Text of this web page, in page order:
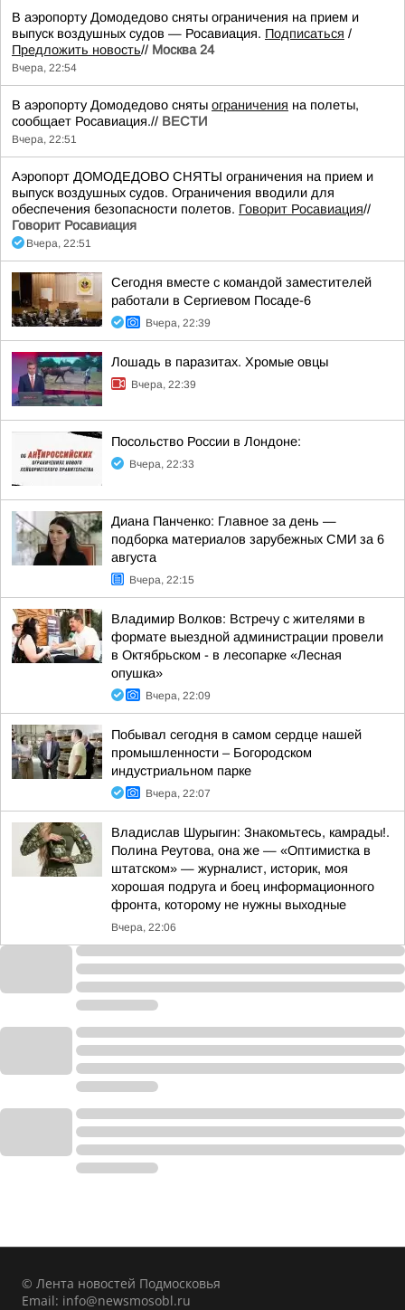
В аэропорту Домодедово сняты ограничения на прием и
выпуск воздушных судов — Росавиация. Подписаться /
Предложить новость// Москва 24
Вчера, 22:54
В аэропорту Домодедово сняты ограничения на полеты,
сообщает Росавиация.// ВЕСТИ
Вчера, 22:51
Аэропорт ДОМОДЕДОВО СНЯТЫ ограничения на прием и
выпуск воздушных судов. Ограничения вводили для
обеспечения безопасности полетов. Говорит Росавиация//
Говорит Росавиация
Вчера, 22:51
Сегодня вместе с командой заместителей
работали в Сергиевом Посаде-6
Вчера, 22:39
Лошадь в паразитах. Хромые овцы
Вчера, 22:39
Посольство России в Лондоне:
Вчера, 22:33
Диана Панченко: Главное за день —
подборка материалов зарубежных СМИ за 6
августа
Вчера, 22:15
Владимир Волков: Встречу с жителями в
формате выездной администрации провели
в Октябрьском - в лесопарке «Лесная
опушка»
Вчера, 22:09
Побывал сегодня в самом сердце нашей
промышленности – Богородском
индустриальном парке
Вчера, 22:07
Владислав Шурыгин: Знакомьтесь, камрады!.
Полина Реутова, она же — «Оптимистка в
штатском» — журналист, историк, моя
хорошая подруга и боец информационного
фронта, которому не нужны выходные
Вчера, 22:06
© Лента новостей Подмосковья
Email: info@newsmosobl.ru